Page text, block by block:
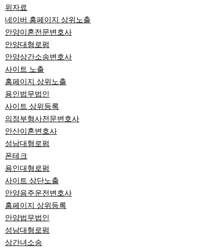
위자료
네이버 홈페이지 상위노출
안양이혼전문변호사
안양대형로펌
안양상간소송변호사
사이트 노출
홈페이지 상위노출
용인법무법인
사이트 상위등록
의정부형사전문변호사
안산이혼변호사
성남대형로펌
폰테크
용인대형로펌
사이트 상단노출
안양음주운전변호사
홈페이지 상위등록
안양법무법인
성남대형로펌
상간녀소송